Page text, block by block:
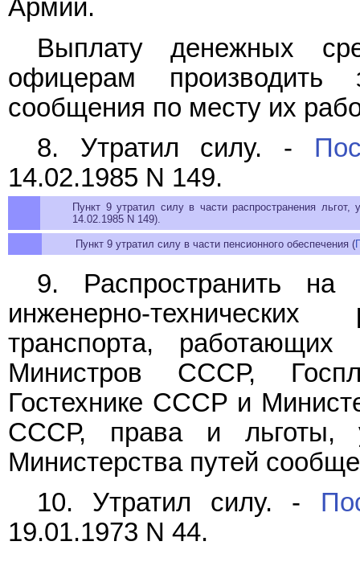
Армии.
Выплату денежных
офицерам производить
сообщения по месту их
8. Утратил силу. -
14.02.1985 N 149.
Пункт 9 утратил силу в части распространения
14.02.1985 N 149).
Пункт 9 утратил силу в части пенсионного обеспечения (
9. Распространить на
инженерно-технических
транспорта,
Министров СССР,
Гостехнике СССР и
СССР, права и льготы,
Министерства путей
10. Утратил силу. -
19.01.1973 N 44.